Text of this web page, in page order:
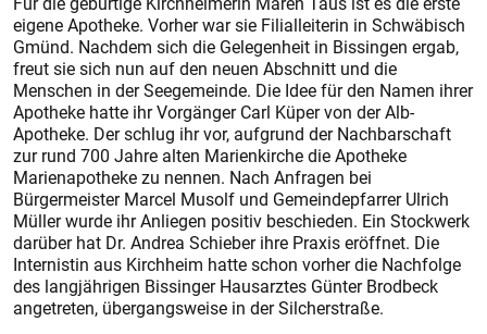
eigene Apotheke. Vorher war sie Filialleiterin in Schwäbisch
Gmünd. Nachdem sich die Gelegenheit in Bissingen ergab,
freut sie sich nun auf den neuen Abschnitt und die
Menschen in der Seegemeinde. Die Idee für den Namen ihrer
Apotheke hatte ihr Vorgänger Carl Küper von der Alb-
Apotheke. Der schlug ihr vor, aufgrund der Nachbarschaft
zur rund 700 Jahre alten Marienkirche die Apotheke
Marienapotheke zu nennen. Nach Anfragen bei
Bürgermeister Marcel Musolf und Gemeindepfarrer Ulrich
Müller wurde ihr Anliegen positiv beschieden. Ein Stockwerk
darüber hat Dr. Andrea Schieber ihre Praxis eröffnet. Die
Internis­tin aus Kirchheim hatte schon vorher die Nachfolge
des langjährigen Bissinger Hausarztes Günter Brodbeck
angetreten, übergangsweise in der Silcherstraße.